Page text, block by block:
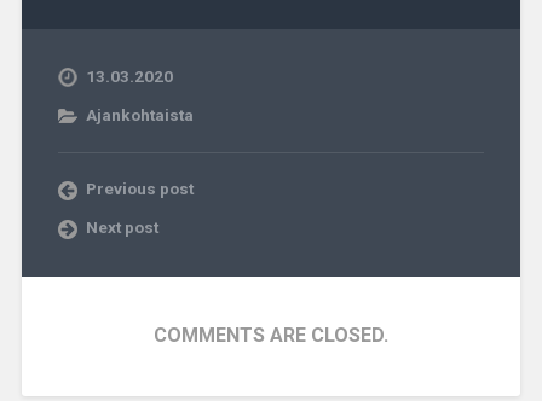
13.03.2020
Ajankohtaista
Previous post
Next post
COMMENTS ARE CLOSED.